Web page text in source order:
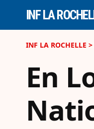
INF LA
INF LA ROCHELLE >
En